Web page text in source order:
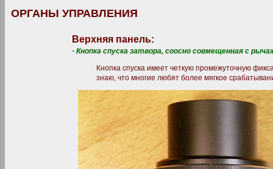
ОРГАНЫ УПРАВЛЕНИЯ
Верхняя панель:
· Кнопка спуска затвора, соосно совмещенная с
Кнопка спуска имеет четкую промежуточную
знаю, что многие любят более мягкое